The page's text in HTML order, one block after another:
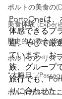
ポルトの美食の
美食体験
歴史的な教会
ポルトのクリス
"大晦日"
ポルトガルのユ
PortoOneは、
体感できるプ
迎、そして厳
ています。お
族、グループ
旅行でも、
りに合わせた